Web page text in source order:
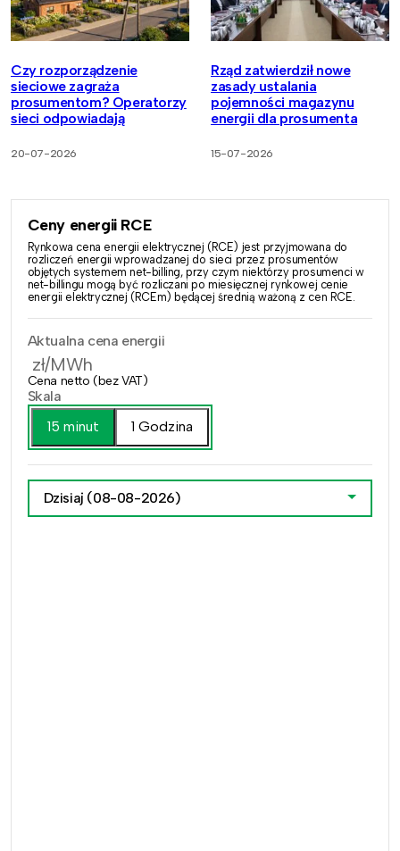
Czy rozporządzenie
sieciowe zagraża
prosumentom? Operatorzy
sieci odpowiadają
20-07-2026
Rząd zatwierdził nowe
zasady ustalania
pojemności magazynu
energii dla prosumenta
15-07-2026
Ceny energii RCE
Rynkowa cena energii elektrycznej (RCE) jest przyjmowana do
rozliczeń energii wprowadzanej do sieci przez prosumentów
objętych systemem net-billing, przy czym niektórzy prosumenci w
net-billingu mogą być rozliczani po miesięcznej rynkowej cenie
energii elektrycznej (RCEm) będącej średnią ważoną z cen RCE.
Aktualna cena energii
zł/MWh
Cena netto (bez VAT)
Skala
15 minut
1 Godzina
Dzisiaj (08-08-2026)